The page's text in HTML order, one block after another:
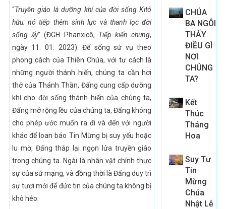
“Truyền giáo là dưỡng khí của đời sống Kitô
hữu: nó tiếp thêm sinh lực và thanh lọc đời
sống ấy” (ĐGH Phanxicô, Tiếp kiến chung,
ngày 11. 01. 2023). Để sống sứ vụ theo
phong cách của Thiên Chúa, với tư cách là
những người thánh hiến, chúng ta cần hơi
thở của Thánh Thần, Đấng cung cấp dưỡng
khí cho đời sống thánh hiến của chúng ta,
Đấng mở rộng lều của chúng ta, Đấng không
cho phép ước muốn ra đi và đến với người
khác để loan báo Tin Mừng bị suy yếu hoặc
lu mờ, Đấng thắp lại ngọn lửa truyền giáo
trong chúng ta. Ngài là nhân vật chính thực
sự của sứ mạng, và đồng thời là Đấng duy trì
sự tươi mới để đức tin của chúng ta không bị
khô héo.
CHÚA
BA NGÔI
THẤY
ĐIỀU GÌ
NƠI
CHÚNG
TA?
Kết
Thúc
Tháng
Hoa
Suy Tư
Tin
Mừng
Chúa
Nhật Lễ